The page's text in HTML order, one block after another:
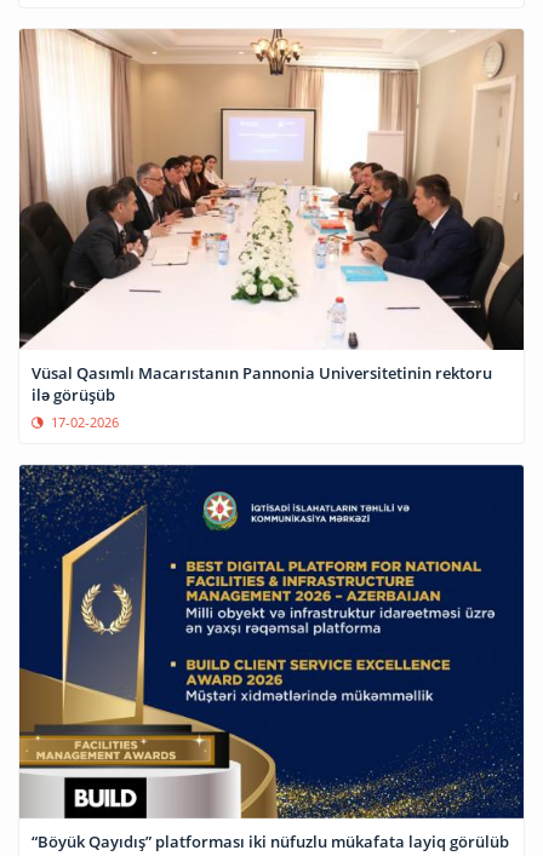
Vüsal Qasımlı Macarıstanın Pannonia Universitetinin rektoru
ilə görüşüb
17-02-2026
“Böyük Qayıdış” platforması iki nüfuzlu mükafata layiq görülüb